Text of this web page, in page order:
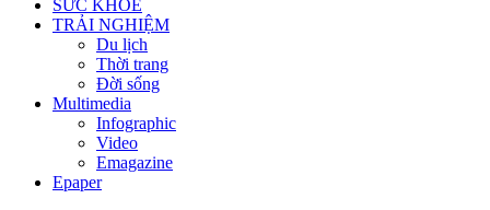
SỨC KHỎE
TRẢI NGHIỆM
Du lịch
Thời trang
Đời sống
Multimedia
Infographic
Video
Emagazine
Epaper